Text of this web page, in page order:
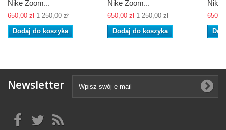
Nike Zoom...
650,00 zł 1 250,00 zł
Dodaj do koszyka
Nike Zoom...
650,00 zł 1 250,00 zł
Dodaj do koszyka
Nike
Newsletter